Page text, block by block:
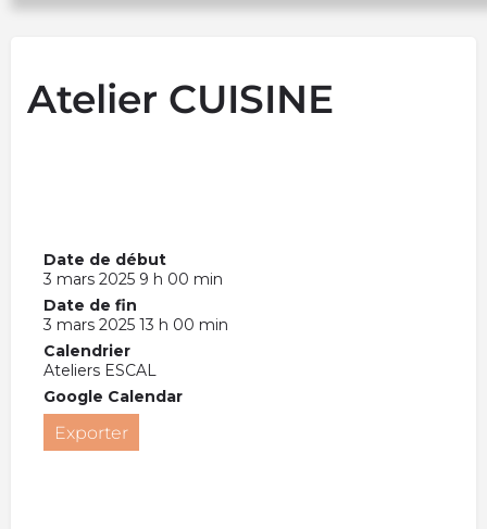
Atelier CUISINE
Date de début
3 mars 2025 9 h 00 min
Date de fin
3 mars 2025 13 h 00 min
Calendrier
Ateliers ESCAL
Google Calendar
Exporter